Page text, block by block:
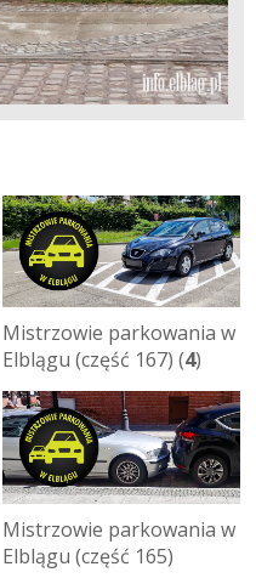
Mistrzowie parkowania w
Elblągu (część 167) (4)
Mistrzowie parkowania w
Elblągu (część 165)